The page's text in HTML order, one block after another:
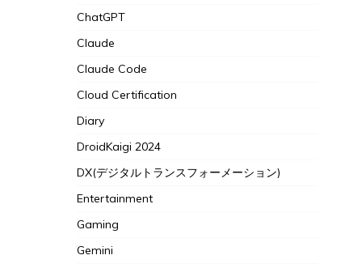
ChatGPT
Claude
Claude Code
Cloud Certification
Diary
DroidKaigi 2024
DX(デジタルトランスフォーメーション)
Entertainment
Gaming
Gemini